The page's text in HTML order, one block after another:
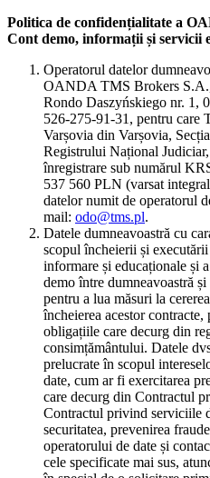
Politica de confidențialitate a
Cont demo, informații și servicii
Operatorul datelor
OANDA TMS Brokers
Rondo Daszyńskiego nr. 1,
526-275-91-31, pentru care
Varșovia din Varșovia,
Registrului Național Judiciar,
înregistrare sub numărul
537 560 PLN (varsat
datelor numit de operatorul
mail: odo@tms.pl.
Datele dumneavoastră cu
scopul încheierii și
informare și educaționale și
demo între dumneavoastră
pentru a lua măsuri la
încheierea acestor
obligațiile care decurg din
consimțământului. Datele
prelucrate în scopul
date, cum ar fi exercitarea
care decurg din Contractul
Contractul privind serviciile
securitatea, prevenirea
operatorului de date și
cele specificate mai sus,